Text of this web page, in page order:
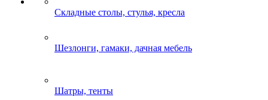
Складные столы, стулья, кресла
Шезлонги, гамаки, дачная мебель
Шатры, тенты